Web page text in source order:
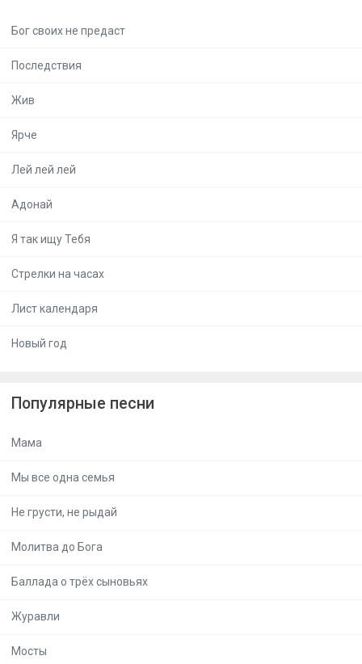
Бог своих не предаст
Последствия
Жив
Ярче
Лей лей лей
Адонай
Я так ищу Тебя
Стрелки на часах
Лист календаря
Новый год
Популярные песни
Мама
Мы все одна семья
Не грусти, не рыдай
Молитва до Бога
Баллада о трёх сыновьях
Журавли
Мосты